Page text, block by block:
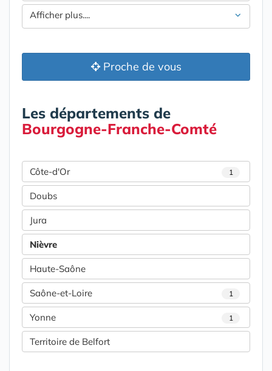
Afficher plus....
Proche de vous
Les départements de
Bourgogne-Franche-Comté
Côte-d'Or 1
Doubs
Jura
Nièvre
Haute-Saône
Saône-et-Loire 1
Yonne 1
Territoire de Belfort